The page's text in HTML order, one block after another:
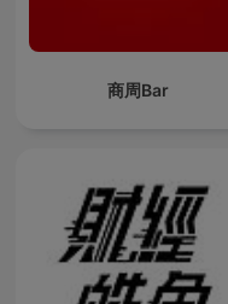
商周Bar